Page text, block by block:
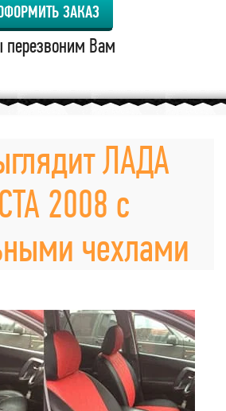
ЗАКАЗ
Вам
ЛАДА
2008 с
чехлами